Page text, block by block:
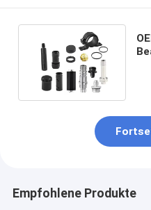
Empfohlene Produkte